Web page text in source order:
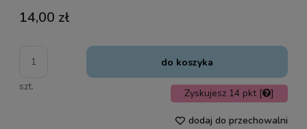
14,00 zł
szt.
do koszyka
Zyskujesz 14 pkt [ ]
dodaj do przechowalni